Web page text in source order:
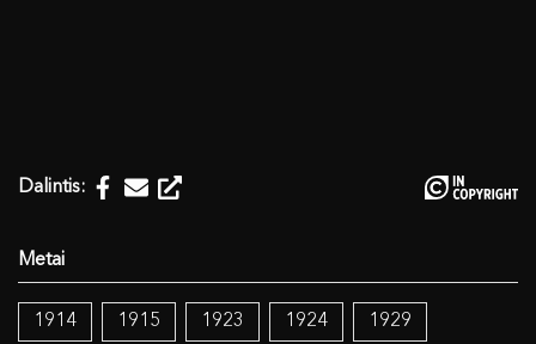
Dalintis:
1914 1915 1923 1924 1929